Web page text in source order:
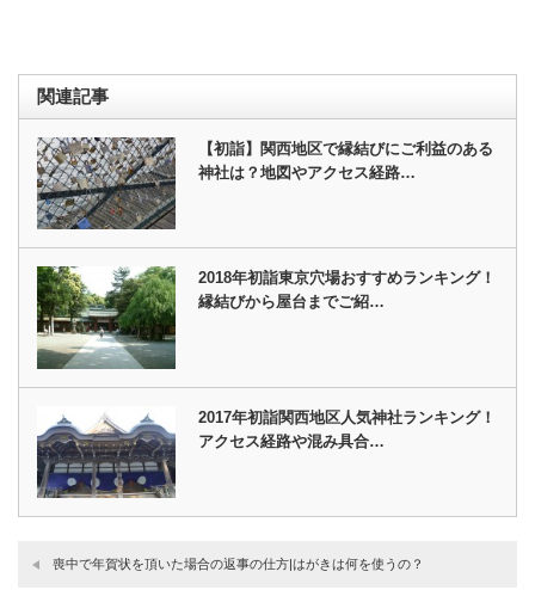
関連記事
【初詣】関西地区で縁結びにご利益のある
神社は？地図やアクセス経路…
2018年初詣東京穴場おすすめランキング！
縁結びから屋台までご紹…
2017年初詣関西地区人気神社ランキング！
アクセス経路や混み具合…
喪中で年賀状を頂いた場合の返事の仕方|はがきは何を使うの？